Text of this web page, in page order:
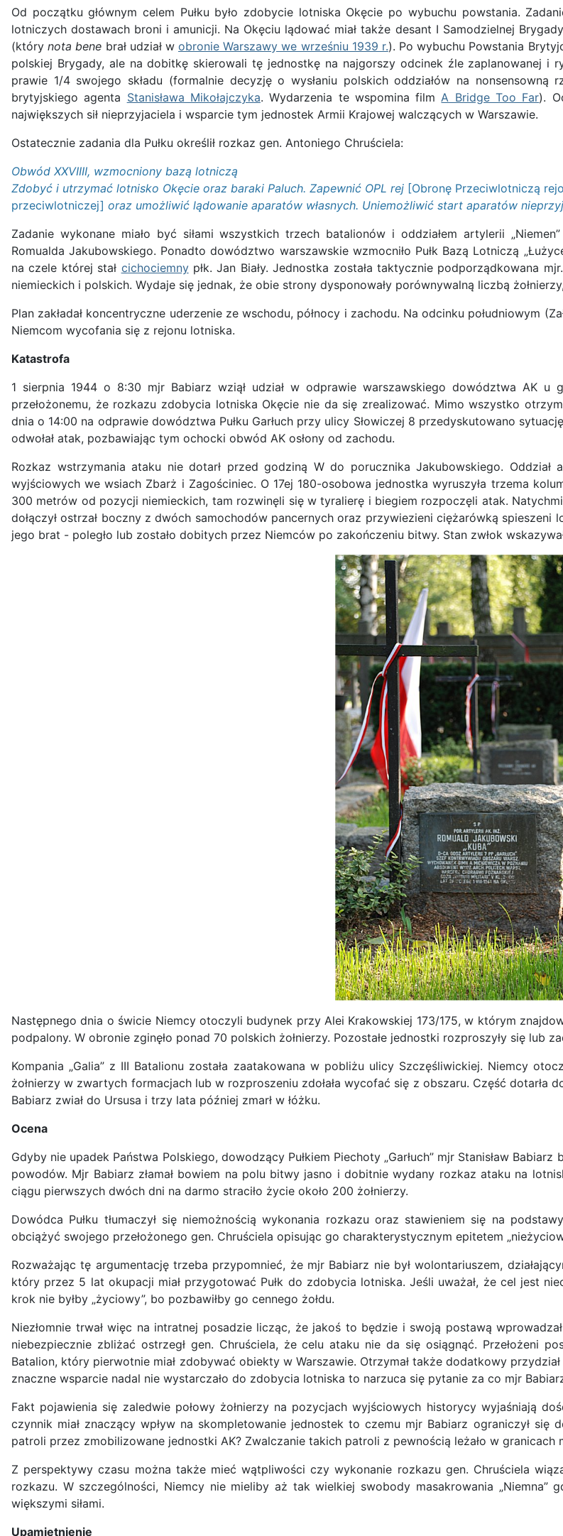
Od początku głównym celem Pułku było zdobycie lotniska Okęcie po wybuchu powstania.
lotniczych dostawach broni i amunicji. Na Okęciu lądować miał także desant I Samodzielnej
(którynota bene brał udział wobronie Warszawy we wrześniu 1939 r.). Po wybuchu Powstania
polskiej Brygady, ale na dobitkę skierowali tę jednostkę na najgorszy odcinek źle zaplanowanej i
prawie 1/4 swojego składu (formalnie decyzję o wysłaniu polskich oddziałów na
brytyjskiego agenta Stanisława Mikołajczyka. Wydarzenia te wspomina film A Bridge Too Far).
największych sił nieprzyjaciela i wsparcie tym jednostek Armii Krajowej walczących w Warszawie.
Ostatecznie zadania dla Pułku określił rozkaz gen. Antoniego Chruściela:
Obwód XXVIIII, wzmocniony bazą lotniczą
Zdobyć i utrzymać lotnisko Okęcie oraz baraki Paluch. Zapewnić OPL rej [Obronę Przeciwlotniczą
przeciwlotniczej] oraz umożliwić lądowanie aparatów własnych. Uniemożliwić start aparatów
Zadanie wykonane miało być siłami wszystkich trzech batalionów i oddziałem artylerii
Romualda Jakubowskiego. Ponadto dowództwo warszawskie wzmocniło Pułk Bazą Lotniczą
na czele której stał cichociemnypłk. Jan Biały. Jednostka została taktycznie podporządkowana
niemieckich i polskich. Wydaje się jednak, że obie strony dysponowały porównywalną liczbą
Plan zakładał koncentryczne uderzenie ze wschodu, północy i zachodu. Na odcinku południowym
Niemcom wycofania się z rejonu lotniska.
Katastrofa
1 sierpnia 1944 o 8:30 mjr Babiarz wziął udział w odprawie warszawskiego dowództwa AK u
przełożonemu, że rozkazu zdobycia lotniska Okęcie nie da się zrealizować. Mimo wszystko
dnia o 14:00 na odprawie dowództwa Pułku Garłuch przy ulicy Słowiczej 8 przedyskutowano
odwołał atak, pozbawiając tym ochocki obwód AK osłony od zachodu.
Rozkaz wstrzymania ataku nie dotarł przed godziną W do porucznika Jakubowskiego. Oddział
wyjściowych we wsiach Zbarż i Zagościniec. O 17ej 180-osobowa jednostka wyruszyła trzema
300 metrów od pozycji niemieckich, tam rozwinęli się w tyralierę i biegiem rozpoczęli atak.
dołączył ostrzał boczny z dwóch samochodów pancernych oraz przywiezieni ciężarówką
jego brat - poległo lub zostało dobitych przez Niemców po zakończeniu bitwy. Stan zwłok
Następnego dnia o świcie Niemcy otoczyli budynek przy Alei Krakowskiej 173/175, w którym
podpalony. W obronie zginęło ponad 70 polskich żołnierzy. Pozostałe jednostki rozproszyły się lub
Kompania „Galia” z III Batalionu została zaatakowana w pobliżu ulicy Szczęśliwickiej. Niemcy
żołnierzy w zwartych formacjach lub w rozproszeniu zdołała wycofać się z obszaru. Część dotarła
Babiarz zwiał do Ursusa i trzy lata później zmarł w łóżku.
Ocena
Gdyby nie upadek Państwa Polskiego, dowodzący Pułkiem Piechoty „Garłuch” mjr Stanisław
powodów. Mjr Babiarz złamał bowiem na polu bitwy jasno i dobitnie wydany rozkaz ataku na
ciągu pierwszych dwóch dni na darmo straciło życie około 200 żołnierzy.
Dowódca Pułku tłumaczył się niemożnością wykonania rozkazu oraz stawieniem się na
obciążyć swojego przełożonego gen. Chruściela opisując go charakterystycznym epitetem
Rozważając tę argumentację trzeba przypomnieć, że mjr Babiarz nie był wolontariuszem,
który przez 5 lat okupacji miał przygotować Pułk do zdobycia lotniska. Jeśli uważał, że cel jest
krok nie byłby „życiowy”, bo pozbawiłby go cennego żołdu.
Niezłomnie trwał więc na intratnej posadzie licząc, że jakoś to będzie i swoją postawą
niebezpiecznie zbliżać ostrzegł gen. Chruściela, że celu ataku nie da się osiągnąć. Przełożeni
Batalion, który pierwotnie miał zdobywać obiekty w Warszawie. Otrzymał także dodatkowy
znaczne wsparcie nadal nie wystarczało do zdobycia lotniska to narzuca się pytanie za co mjr
Fakt pojawienia się zaledwie połowy żołnierzy na pozycjach wyjściowych historycy wyjaśniają
czynnik miał znaczący wpływ na skompletowanie jednostek to czemu mjr Babiarz ograniczył
patroli przez zmobilizowane jednostki AK? Zwalczanie takich patroli z pewnością leżało w granicach
Z perspektywy czasu można także mieć wątpliwości czy wykonanie rozkazu gen. Chruściela
rozkazu. W szczególności, Niemcy nie mieliby aż tak wielkiej swobody masakrowania
większymi siłami.
Upamiętnienie